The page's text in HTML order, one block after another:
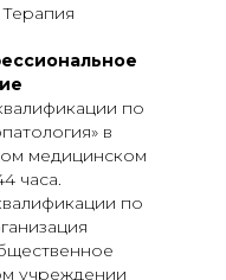
по
в
медицинском
часа.
по
учреждении